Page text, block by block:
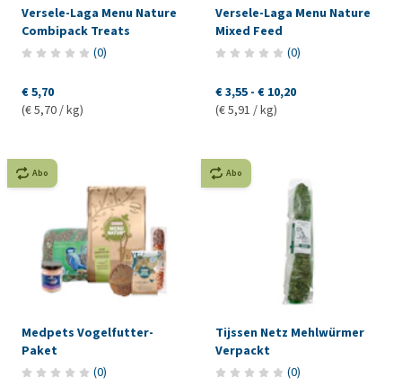
Versele-Laga Menu Nature
Combipack Treats
(0)
€ 5,70
(€ 5,70 / kg)
Versele-Laga Menu Nature
Mixed Feed
(0)
€ 3,55 - € 10,20
(€ 5,91 / kg)
Abo
Medpets Vogelfutter-
Paket
(0)
Abo
Tijssen Netz Mehlwürmer
Verpackt
(0)